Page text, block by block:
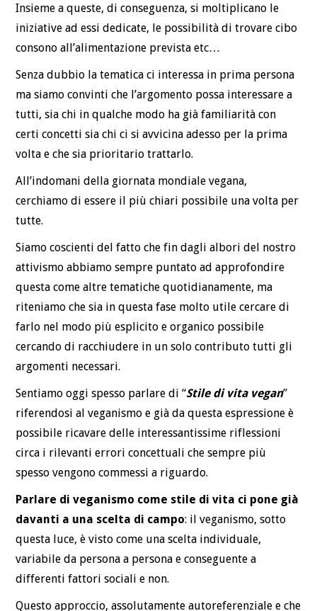
Insieme a queste, di conseguenza, si moltiplicano le
iniziative ad essi dedicate, le possibilità di trovare cibo
consono all’alimentazione prevista etc…
Senza dubbio la tematica ci interessa in prima persona
ma siamo convinti che l’argomento possa interessare a
tutti, sia chi in qualche modo ha già familiarità con
certi concetti sia chi ci si avvicina adesso per la prima
volta e che sia prioritario trattarlo.
All’indomani della giornata mondiale vegana,
cerchiamo di essere il più chiari possibile una volta per
tutte.
Siamo coscienti del fatto che fin dagli albori del nostro
attivismo abbiamo sempre puntato ad approfondire
questa come altre tematiche quotidianamente, ma
riteniamo che sia in questa fase molto utile cercare di
farlo nel modo più esplicito e organico possibile
cercando di racchiudere in un solo contributo tutti gli
argomenti necessari.
Sentiamo oggi spesso parlare di “Stile di vita vegan”
riferendosi al veganismo e già da questa espressione è
possibile ricavare delle interessantissime riflessioni
circa i rilevanti errori concettuali che sempre più
spesso vengono commessi a riguardo.
Parlare di veganismo come stile di vita ci pone già
davanti a una scelta di campo: il veganismo, sotto
questa luce, è visto come una scelta individuale,
variabile da persona a persona e conseguente a
differenti fattori sociali e non.
Questo approccio, assolutamente autoreferenziale e che